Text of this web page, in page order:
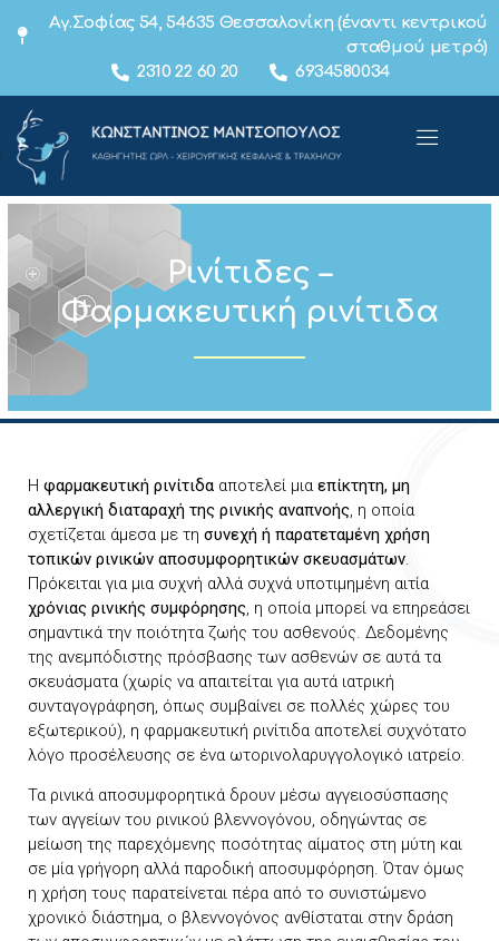
Αγ.Σοφίας 54, 54635 Θεσσαλονίκη (έναντι κεντρικού
σταθμού μετρό)
2310 22 60 20
6934580034
Ρινίτιδες –
Φαρμακευτική ρινίτιδα
Η φαρμακευτική ρινίτιδα αποτελεί μια επίκτητη, μη
αλλεργική διαταραχή της ρινικής αναπνοής, η οποία
σχετίζεται άμεσα με τη συνεχή ή παρατεταμένη χρήση
τοπικών ρινικών αποσυμφορητικών σκευασμάτων.
Πρόκειται για μια συχνή αλλά συχνά υποτιμημένη αιτία
χρόνιας ρινικής συμφόρησης, η οποία μπορεί να επηρεάσει
σημαντικά την ποιότητα ζωής του ασθενούς. Δεδομένης
της ανεμπόδιστης πρόσβασης των ασθενών σε αυτά τα
σκευάσματα (χωρίς να απαιτείται για αυτά ιατρική
συνταγογράφηση, όπως συμβαίνει σε πολλές χώρες του
εξωτερικού), η φαρμακευτική ρινίτιδα αποτελεί συχνότατο
λόγο προσέλευσης σε ένα ωτορινολαρυγγολογικό ιατρείο.
Τα ρινικά αποσυμφορητικά δρουν μέσω αγγειοσύσπασης
των αγγείων του ρινικού βλεννογόνου, οδηγώντας σε
μείωση της παρεχόμενης ποσότητας αίματος στη μύτη και
σε μία γρήγορη αλλά παροδική αποσυμφόρηση. Όταν όμως
η χρήση τους παρατείνεται πέρα από το συνιστώμενο
χρονικό διάστημα, ο βλεννογόνος ανθίσταται στην δράση